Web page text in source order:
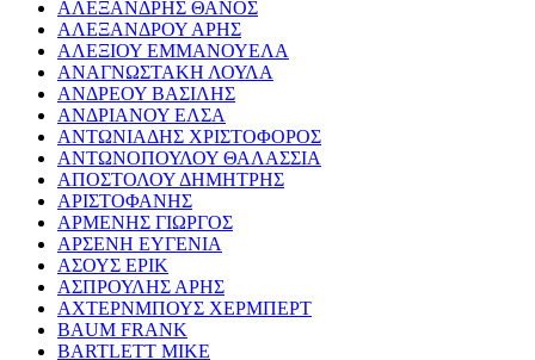
ΑΛΕΞΑΝΔΡΗΣ ΘΑΝΟΣ
ΑΛΕΞΑΝΔΡΟΥ ΑΡΗΣ
ΑΛΕΞΙΟΥ ΕΜΜΑΝΟΥΕΛΑ
ΑΝΑΓΝΩΣΤΑΚΗ ΛΟΥΛΑ
ΑΝΔΡΕΟΥ ΒΑΣΙΛΗΣ
ΑΝΔΡΙΑΝΟΥ ΕΛΣΑ
ΑΝΤΩΝΙΑΔΗΣ ΧΡΙΣΤΟΦΟΡΟΣ
ΑΝΤΩΝΟΠΟΥΛΟΥ ΘΑΛΑΣΣΙΑ
ΑΠΟΣΤΟΛΟΥ ΔΗΜΗΤΡΗΣ
ΑΡΙΣΤΟΦΑΝΗΣ
ΑΡΜΕΝΗΣ ΓΙΩΡΓΟΣ
ΑΡΣΕΝΗ ΕΥΓΕΝΙΑ
ΑΣΟΥΣ ΕΡΙΚ
ΑΣΠΡΟΥΛΗΣ ΑΡΗΣ
ΑΧΤΕΡΝΜΠΟΥΣ ΧΕΡΜΠΕΡΤ
BAUM FRANK
BARTLETT MIKE